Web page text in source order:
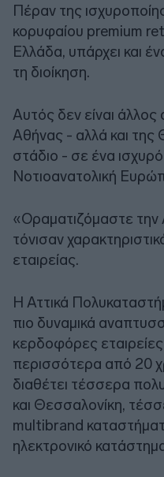
Πέραν της
κορυφαίου premium
Ελλάδα, υπάρχει και
τη διοίκηση.
Αυτός δεν είναι
Αθήνας - αλλά και
στάδιο - σε ένα
Νοτιοανατολική
«Οραματιζόμαστε
τόνισαν
εταιρείας.
Η Αττικά
πιο δυναμικά
κερδοφόρες
περισσότερα από 20
διαθέτει τέσσερα
και Θεσσαλονίκη,
multibrand
ηλεκτρονικό